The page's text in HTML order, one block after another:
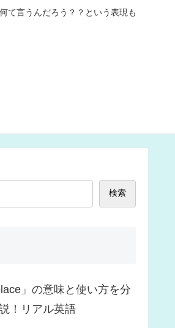
て言うんだろう？？という表現も
検索
」の意味と使い方を分
！リアル英語